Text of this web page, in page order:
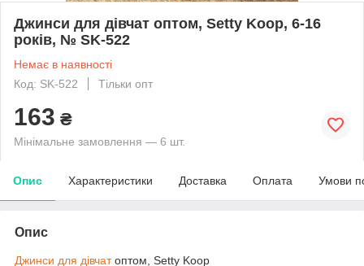
Джинси для дівчат оптом, Setty Koop, 6-16
років, № SK-522
Немає в наявності
Код: SK-522
Тільки опт
163 ₴
Мінімальне замовлення — 6 шт.
Опис Характеристики Доставка Оплата Умови
Опис
Джинси для дівчатоптом, Setty Koop